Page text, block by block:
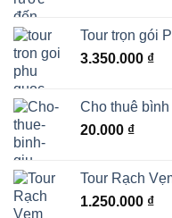
Tour trọn gói
3.350.000 ₫
Cho thuê
20.000 ₫
Tour Rạch
1.250.000 ₫